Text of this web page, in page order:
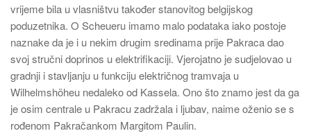
vrijeme bila u vlasništvu također stanovitog belgijskog
poduzetnika. O Scheueru imamo malo podataka iako postoje
naznake da je i u nekim drugim sredinama prije Pakraca dao
svoj stručni doprinos u elektrifikaciji. Vjerojatno je sudjelovao u
gradnji i stavljanju u funkciju električnog tramvaja u
Wilhelmshöheu nedaleko od Kassela. Ono što znamo jest da ga
je osim centrale u Pakracu zadržala i ljubav, naime oženio se s
rođenom Pakračankom Margitom Paulin.